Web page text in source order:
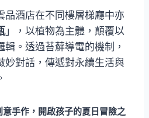
品酒店在不同樓層梯廳中亦
」，以植物為主體，顛覆以
。透過苔蘚導電的機制，
妙對話，傳遞對永續生活與
意手作，開啟孩子的夏日冒險之